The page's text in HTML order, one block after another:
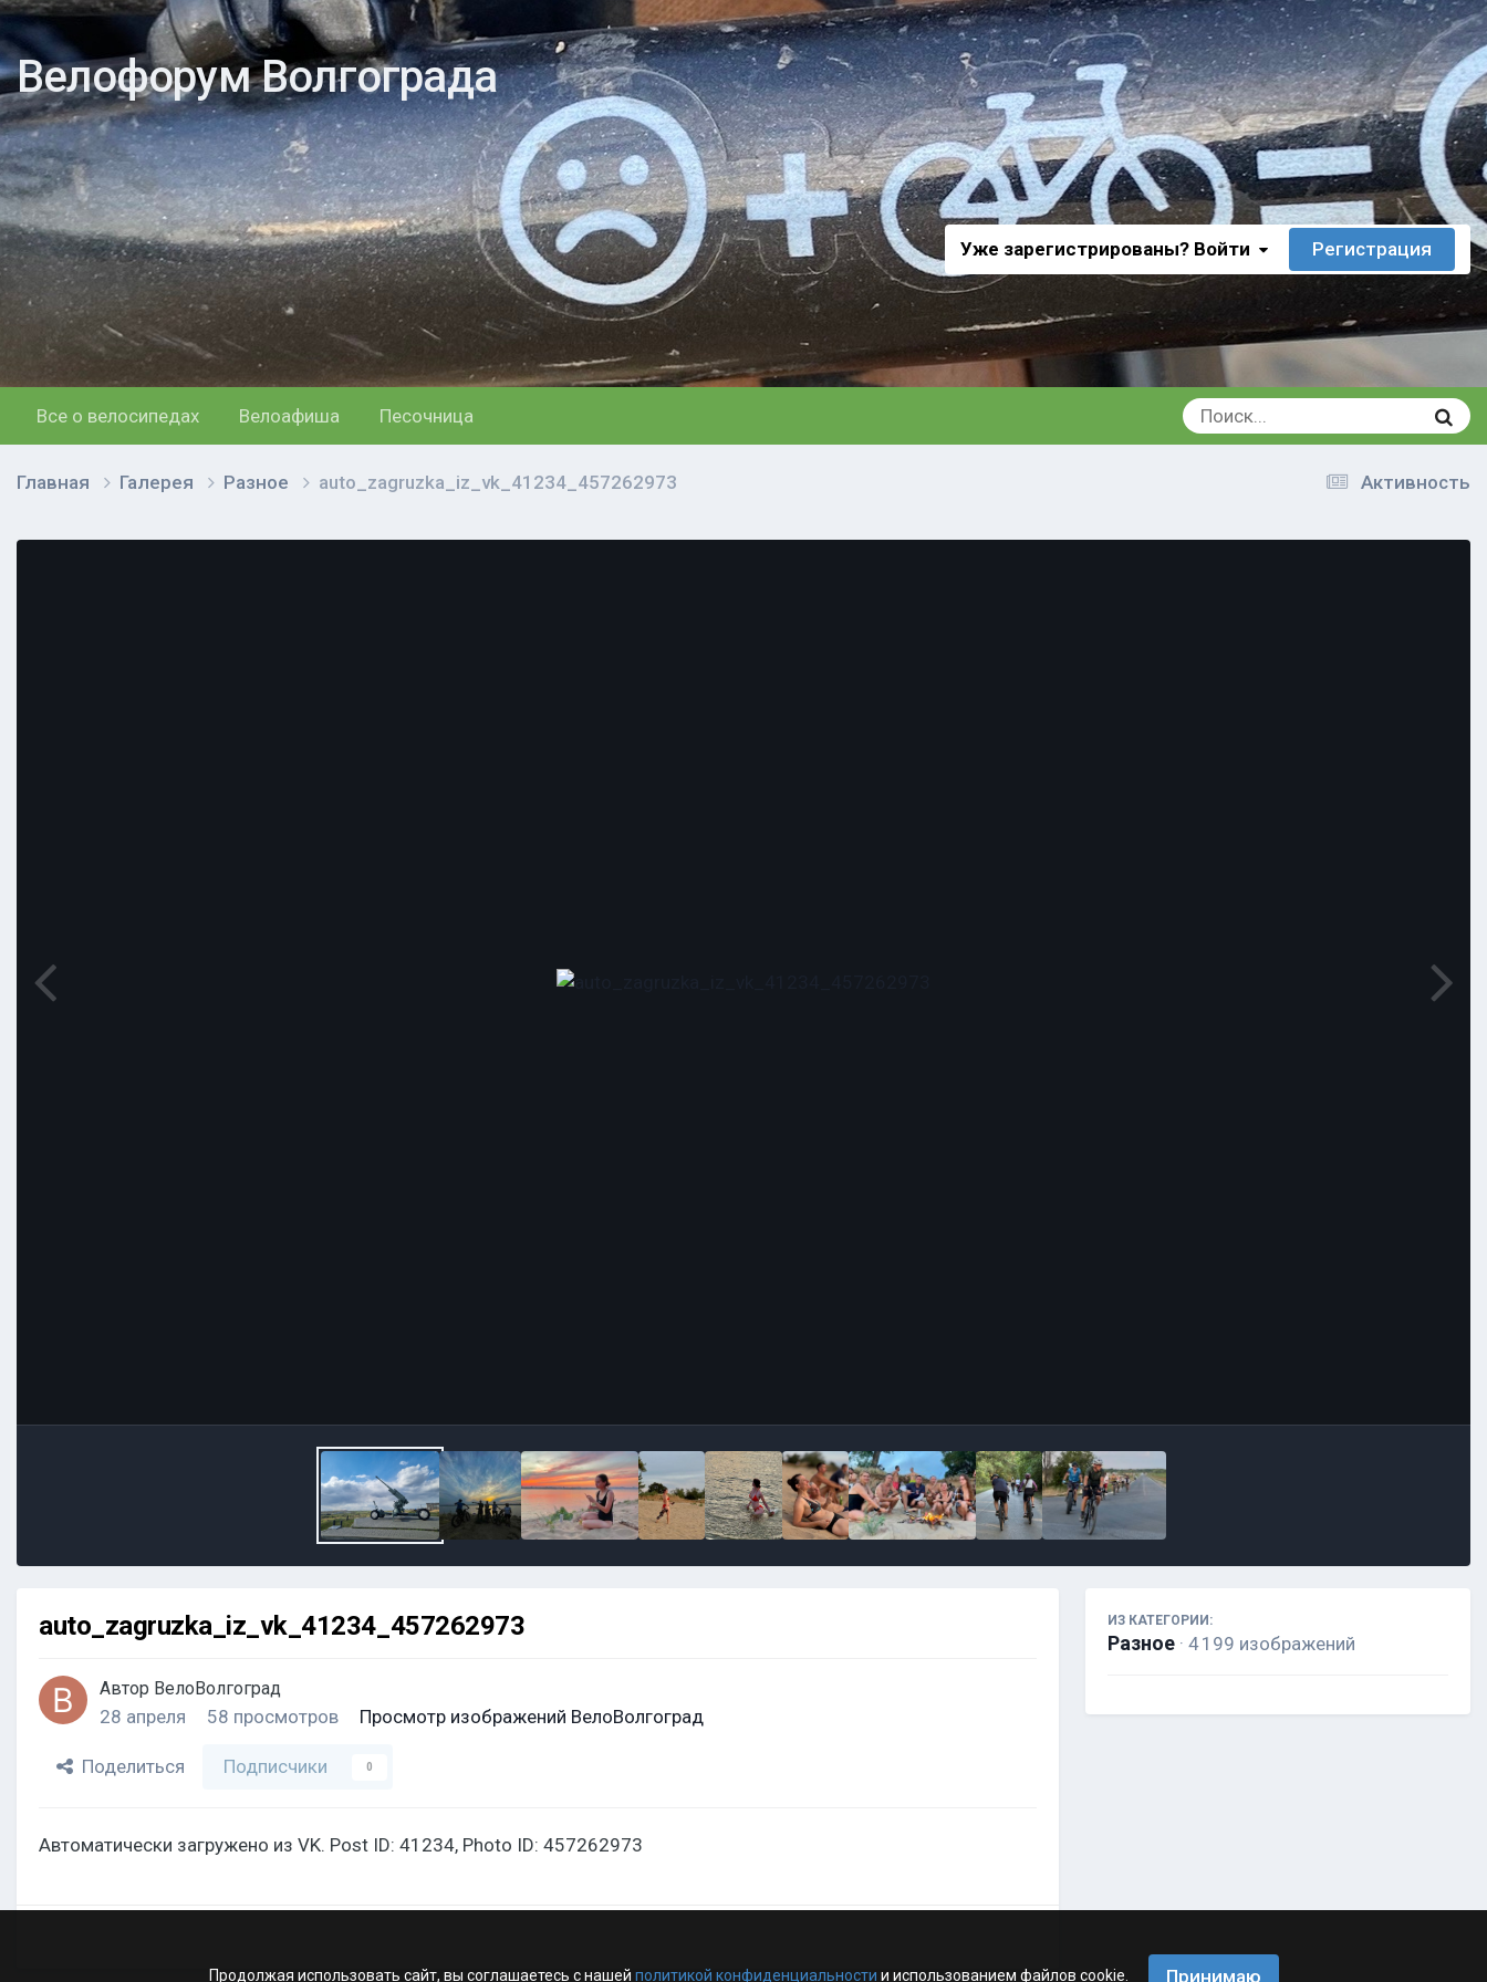
Велофорум Волгограда
Уже зарегистрированы? Войти Регистрация
Все о велосипедах Велоафиша Песочница
Активность
Главная Галерея Разное auto_zagruzka_iz_vk_41234_457262973
auto_zagruzka_iz_vk_41234_457262973
Автор ВелоВолгоград
28 апреля 58 просмотров Просмотр изображений ВелоВолгоград
Поделиться Подписчики 0
Автоматически загружено из VK. Post ID: 41234, Photo ID: 457262973
ИЗ КАТЕГОРИИ:
Разное · 4 199 изображений
Продолжая использовать сайт, вы соглашаетесь с нашей политикой конфиденциальности и использованием файлов cookie. Принимаю